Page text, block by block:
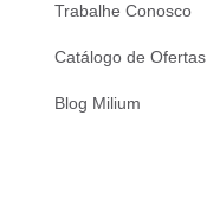
Trabalhe Conosco
Catálogo de Ofertas
Blog Milium